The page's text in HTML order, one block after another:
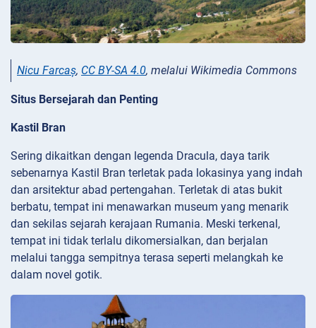
Nicu Farcaș, CC BY-SA 4.0, melalui Wikimedia Commons
Situs Bersejarah dan Penting
Kastil Bran
Sering dikaitkan dengan legenda Dracula, daya tarik
sebenarnya Kastil Bran terletak pada lokasinya yang indah
dan arsitektur abad pertengahan. Terletak di atas bukit
berbatu, tempat ini menawarkan museum yang menarik
dan sekilas sejarah kerajaan Rumania. Meski terkenal,
tempat ini tidak terlalu dikomersialkan, dan berjalan
melalui tangga sempitnya terasa seperti melangkah ke
dalam novel gotik.